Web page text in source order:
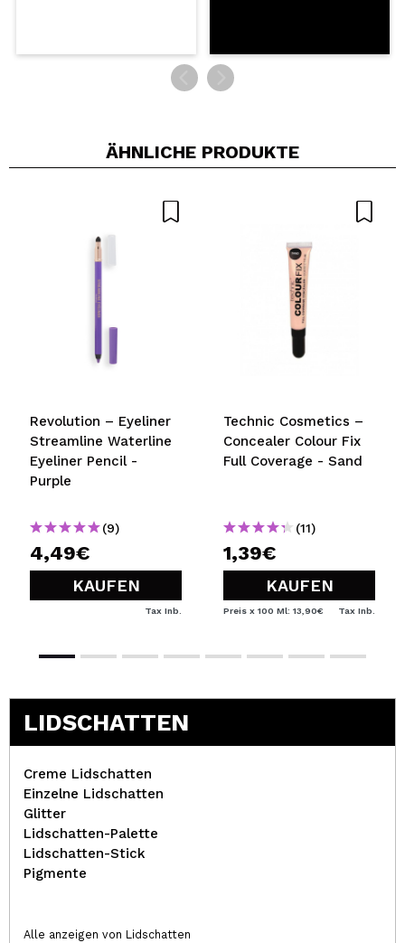
ÄHNLICHE PRODUKTE
Revolution – Eyeliner
Streamline Waterline
Eyeliner Pencil -
Purple
(9)
4,49€
KAUFEN
Tax Inb.
Technic Cosmetics –
Concealer Colour Fix
Full Coverage - Sand
(11)
1,39€
KAUFEN
Preis x 100 Ml: 13,90€ Tax Inb.
LIDSCHATTEN
Creme Lidschatten
Einzelne Lidschatten
Glitter
Lidschatten-Palette
Lidschatten-Stick
Pigmente
Alle anzeigen von Lidschatten